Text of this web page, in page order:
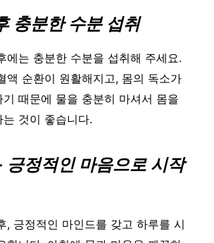
충분한 수분 섭취
에는 충분한 수분을 섭취해 주세요.
액 순환이 원활해지고, 몸의 독소가
때문에 물을 충분히 마셔서 몸을
것이 좋습니다.
긍정적인 마음으로 시작
, 긍정적인 마인드를 갖고 하루를 시